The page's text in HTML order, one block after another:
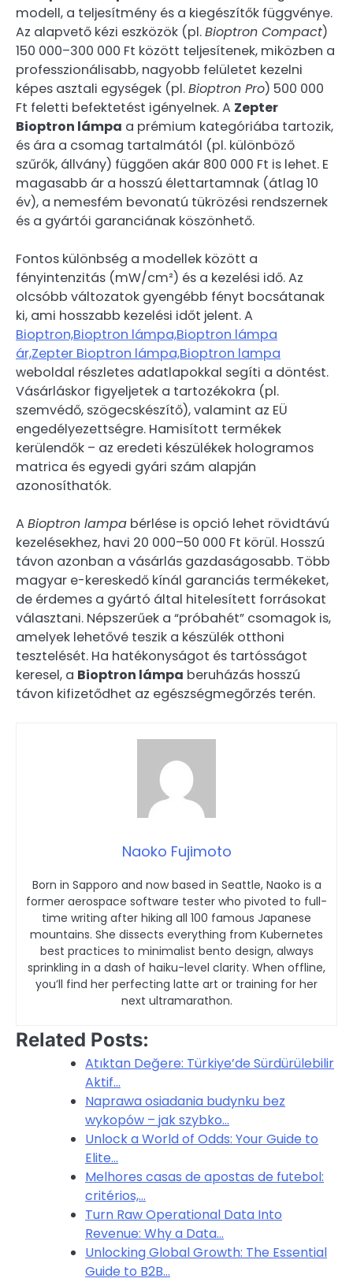
modell, a teljesítmény és a kiegészítők függvénye.
Az alapvető kézi eszközök (pl.Bioptron Compact)
150 000–300 000 Ft között teljesítenek, miközben a
professzionálisabb, nagyobb felületet kezelni
képes asztali egységek (pl.Bioptron Pro) 500 000
Ft feletti befektetést igényelnek. A Zepter
Bioptron lámpa a prémium kategóriába tartozik,
és ára a csomag tartalmától (pl. különböző
szűrők, állvány) függően akár 800 000 Ft is lehet. E
magasabb ár a hosszú élettartamnak (átlag 10
év), a nemesfém bevonatú tükrözési rendszernek
és a gyártói garanciának köszönhető.
Fontos különbség a modellek között a
fényintenzitás (mW/cm²) és a kezelési idő. Az
olcsóbb változatok gyengébb fényt bocsátanak
ki, ami hosszabb kezelési időt jelent. A
Bioptron,Bioptron lámpa,Bioptron lámpa
ár,Zepter Bioptron lámpa,Bioptron lampa
weboldal részletes adatlapokkal segíti a döntést.
Vásárláskor figyeljetek a tartozékokra (pl.
szemvédő, szögecskészítő), valamint az EÜ
engedélyezettségre. Hamisított termékek
kerülendők – az eredeti készülékek hologramos
matrica és egyedi gyári szám alapján
azonosíthatók.
ABioptron lampa bérlése is opció lehet rövidtávú
kezelésekhez, havi 20 000–50 000 Ft körül. Hosszú
távon azonban a vásárlás gazdaságosabb. Több
magyar e-kereskedő kínál garanciás termékeket,
de érdemes a gyártó által hitelesített forrásokat
választani. Népszerűek a “próbahét” csomagok is,
amelyek lehetővé teszik a készülék otthoni
tesztelését. Ha hatékonyságot és tartósságot
keresel, a Bioptron lámpa beruházás hosszú
távon kifizetődhet az egészségmegőrzés terén.
Naoko Fujimoto
Born in Sapporo and now based in Seattle, Naoko is a
former aerospace software tester who pivoted to full-
time writing after hiking all 100 famous Japanese
mountains. She dissects everything from Kubernetes
best practices to minimalist bento design, always
sprinkling in a dash of haiku-level clarity. When offline,
you’ll find her perfecting latte art or training for her
next ultramarathon.
Related Posts:
Atıktan Değere: Türkiye’de Sürdürülebilir
Aktif…
Naprawa osiadania budynku bez
wykopów – jak szybko…
Unlock a World of Odds: Your Guide to
Elite…
Melhores casas de apostas de futebol:
critérios,…
Turn Raw Operational Data Into
Revenue: Why a Data…
Unlocking Global Growth: The Essential
Guide to B2B…